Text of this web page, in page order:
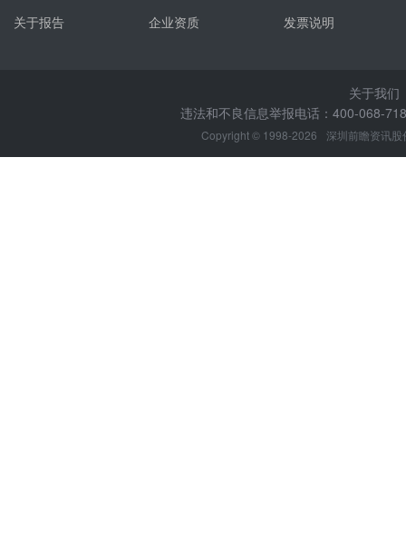
关于报告
企业资质
发票说明
关于我们
违法和不良信息举报电话：400-068-
Copyright © 1998-2026 深圳前瞻资讯股